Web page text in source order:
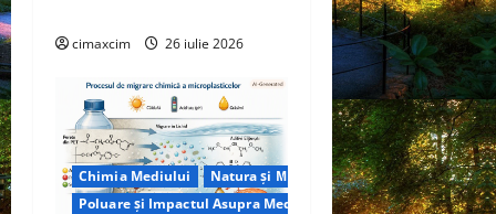
cimaxcim 26 iulie 2026
Chimia Mediului
Natura și Mediu
Poluare și Impactul Asupra Mediului